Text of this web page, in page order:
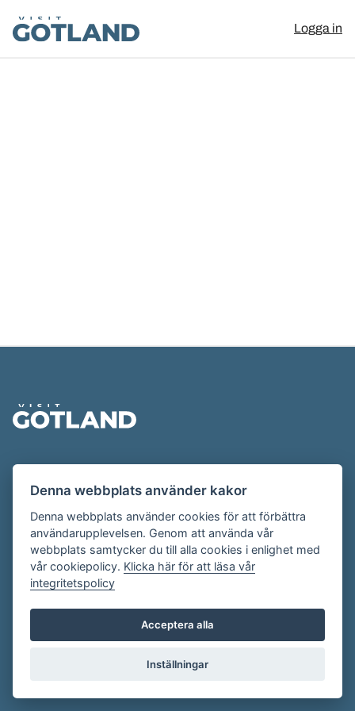
Visit Gotland
Logga in
Evenemangskalendern presenteras av
Destination Gotland påvisitgotland.se.
Har du frågor om evenemangskalendern? Mejla oss på
evenemang@visitgotland.se.
Cookies
Villkor
Skapa konto
Denna webbplats använder kakor
Denna webbplats använder cookies för att förbättra
användarupplevelsen. Genom att använda vår
webbplats samtycker du till alla cookies i enlighet med
vår cookiepolicy. Klicka här för att läsa vår
integritetspolicy
Acceptera alla
Inställningar